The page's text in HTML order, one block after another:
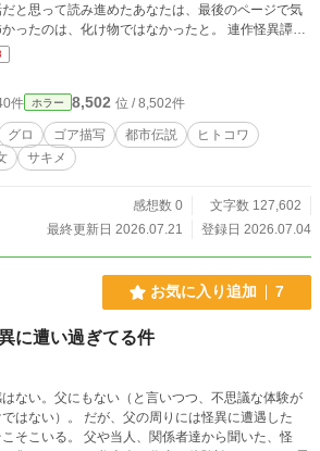
と思って読み進めたあなたは、最後のページで気
ったのは、化け物ではなかったと。 連作怪異譚、
点。
件 ホラー 8,502 位 / 8,502件
グロ ゴア描写 都市伝説
ヒトコワ
サキメ
感想数 0
文字数 127,602
最終更新日 2026.07.21
登録日 2026.07.04
お気に入り追加 7
に遭い過ぎてる件
ない。父にもない（と言いつつ、不思議な体験が
はない）。 だが、父の周りには怪異に遭遇した
こそこいる。 父や当人、関係者達から聞いた、怪